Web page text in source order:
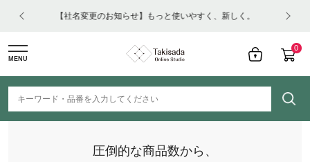
【社名変更のお知らせ】もっと使いやすく、新しく。
0
MENU
圧倒的な商品数から、